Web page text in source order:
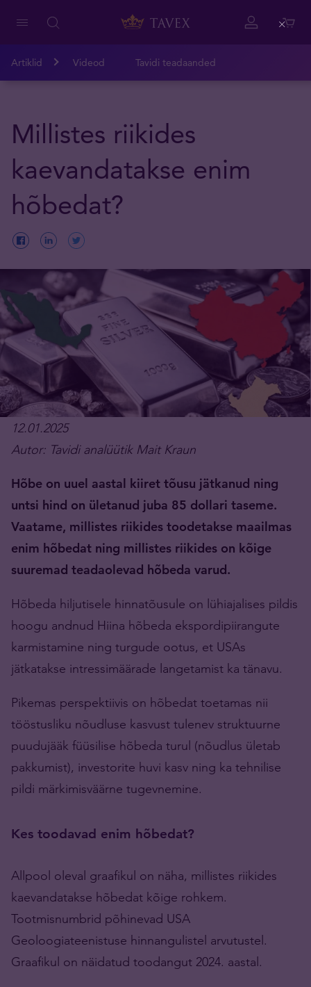
Artiklid Videod Tavidi teadaanded
Millistes riikides
kaevandatakse enim
hõbedat?
12.01.2025
Autor: Tavidi analüütik Mait Kraun
Hõbe on uuel aastal kiiret tõusu jätkanud ning
untsi hind on ületanud juba 85 dollari taseme.
Vaatame, millistes riikides toodetakse maailmas
enim hõbedat ning millistes riikides on kõige
suuremad teadaolevad hõbeda varud.
Hõbeda hiljutisele hinnatõusule on lühiajalises pildis
hoogu andnud Hiina hõbeda ekspordipiirangute
karmistamine ning turgude ootus, et USAs
jätkatakse intressimäärade langetamist ka tänavu.
Pikemas perspektiivis on hõbedat toetamas nii
tööstusliku nõudluse kasvust tulenev struktuurne
puudujääk füüsilise hõbeda turul (nõudlus ületab
pakkumist), investorite huvi kasv ning ka tehnilise
pildi märkimisväärne tugevnemine.
Kes toodavad enim hõbedat?
Allpool oleval graafikul on näha, millistes riikides
kaevandatakse hõbedat kõige rohkem.
Tootmisnumbrid põhinevad USA
Geoloogiateenistuse hinnangulistel arvutustel.
Graafikul on näidatud toodangut 2024. aastal.
Close